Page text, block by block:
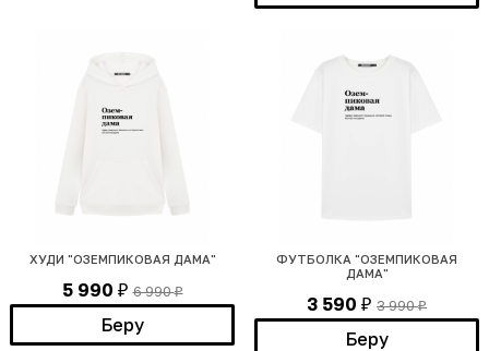
ХУДИ "ОЗЕМПИКОВАЯ ДАМА"
5 990 ₽ 6 990₽
Беру
ФУТБОЛКА "ОЗЕМПИКОВАЯ
ДАМА"
3 590 ₽ 3 990₽
Беру